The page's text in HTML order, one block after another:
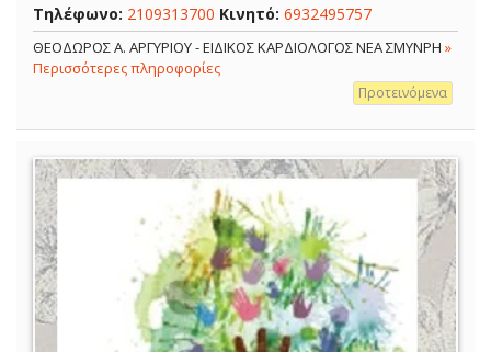
Τηλέφωνο: 2109313700 Κινητό: 6932495757
ΘΕΟΔΩΡΟΣ Α. ΑΡΓΥΡΙΟΥ - ΕΙΔΙΚΟΣ ΚΑΡΔΙΟΛΟΓΟΣ ΝΕΑ ΣΜΥΝΡΗ »
Περισσότερες πληροφορίες
Προτεινόμενα